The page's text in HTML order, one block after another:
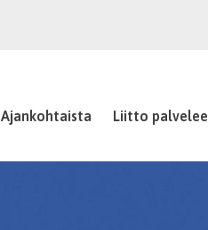
Ajankohtaista Liitto palvelee